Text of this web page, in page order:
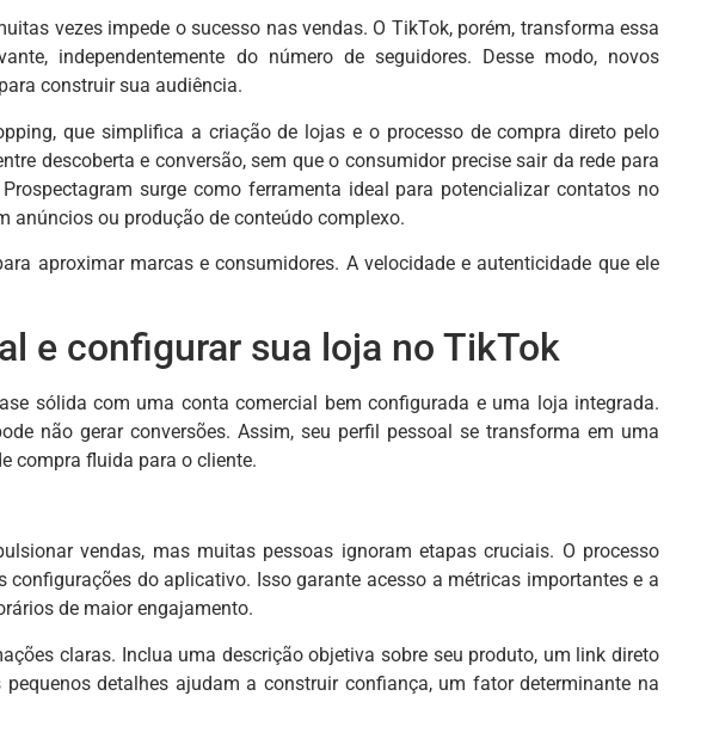
vezes impede o sucesso nas vendas. O TikTok, porém, transforma essa
independentemente do número de seguidores. Desse modo, novos
construir sua audiência.
que simplifica a criação de lojas e o processo de compra direto pelo
descoberta e conversão, sem que o consumidor precise sair da rede para
Prospectagram surge como ferramenta ideal para potencializar contatos no
anúncios ou produção de conteúdo complexo.
aproximar marcas e consumidores. A velocidade e autenticidade que ele
e configurar sua loja no TikTok
sólida com uma conta comercial bem configurada e uma loja integrada.
não gerar conversões. Assim, seu perfil pessoal se transforma em uma
compra fluida para o cliente.
vendas, mas muitas pessoas ignoram etapas cruciais. O processo
do aplicativo. Isso garante acesso a métricas importantes e a
de maior engajamento.
claras. Inclua uma descrição objetiva sobre seu produto, um link direto
detalhes ajudam a construir confiança, um fator determinante na